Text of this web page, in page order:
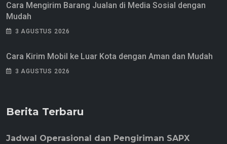
Cara Mengirim Barang Jualan di Media Sosial dengan
Mudah
3 AGUSTUS 2026
Cara Kirim Mobil ke Luar Kota dengan Aman dan Mudah
3 AGUSTUS 2026
Berita Terbaru
Jadwal Operasional dan Pengiriman SAPX